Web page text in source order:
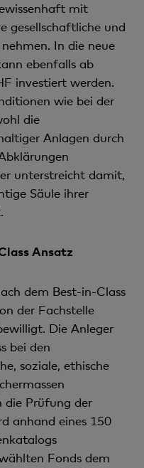
mit
gesellschaftliche und
In die neue
ebenfalls ab
investiert werden.
wie bei der
die
Anlagen durch
unterstreicht damit,
Säule ihrer
Ansatz
dem Best-in-Class
der Fachstelle
Die Anleger
bei den
soziale, ethische
die Prüfung der
anhand eines 150
Fonds dem